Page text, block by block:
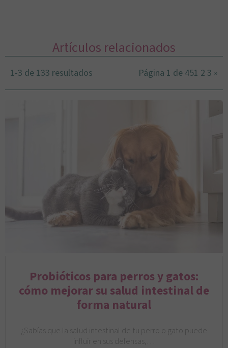
Artículos relacionados
1-3 de 133 resultados Página 1 de 451 2 3 »
Probióticos para perros y gatos:
cómo mejorar su salud intestinal de
forma natural
¿Sabías que la salud intestinal de tu perro o gato puede
influir en sus defensas,…